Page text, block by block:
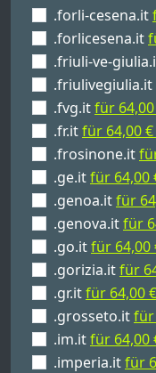
.forli-cesena.it
.forlicesena.it
.friuli-ve-
.friulivegiulia.it
.fvg.itfür
.fr.itfür 64,00
.frosinone.it
.ge.itfür 64,00
.genoa.itfür
.genova.itfür
.go.itfür 64,00
.gorizia.itfür
.gr.itfür 64,00
.grosseto.itfür
.im.itfür 64,00
.imperia.itfür